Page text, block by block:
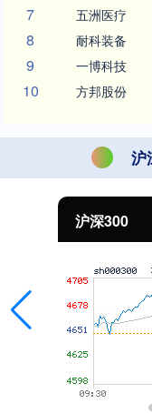
7 五洲医疗
8 耐科装备
9 一博科技
10 方邦股份
沪
北